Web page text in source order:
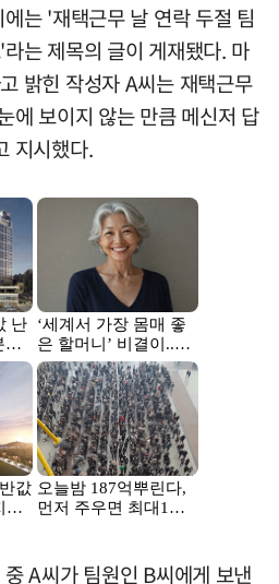
는 '재택근무 날 연락 두절 팀
는 제목의 글이 게재됐다. 마
밝힌 작성자 A씨는 재택근무
에 보이지 않는 만큼 메신저 답
지시했다.
A씨가 팀원인 B씨에게 보낸